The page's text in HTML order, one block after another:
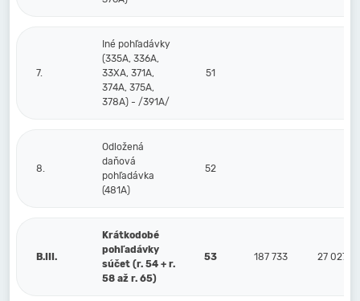
7.
Iné pohľadávky
(335A, 336A,
33XA, 371A,
374A, 375A,
378A) - /391A/
51
8.
Odložená
daňová
pohľadávka
(481A)
52
B.III.
Krátkodobé
pohľadávky
súčet (r. 54 + r.
58 až r. 65)
53 187 733 27 027